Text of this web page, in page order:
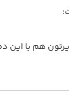
هم با